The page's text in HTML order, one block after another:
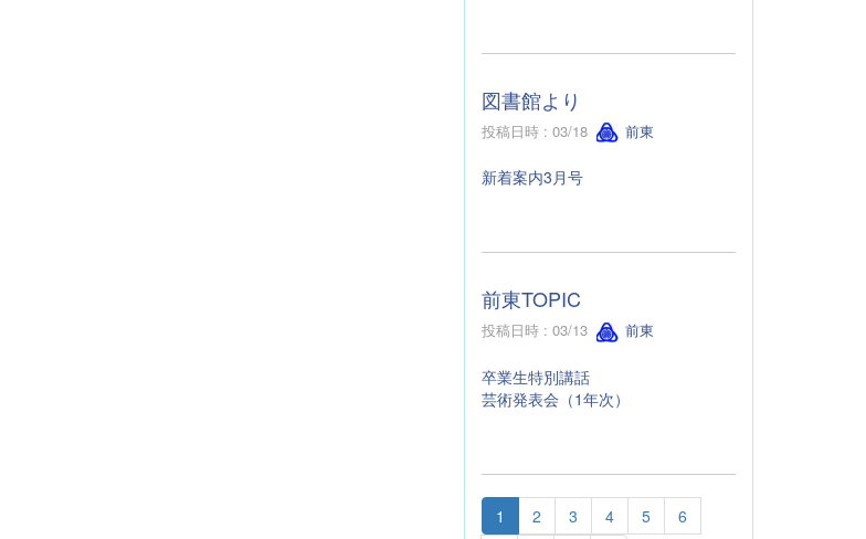
図書館より
投稿日時 : 03/18 前東
新着案内3月号
前東TOPIC
投稿日時 : 03/13 前東
卒業生特別講話
芸術発表会（1年次）
1 2 3 4 5
6